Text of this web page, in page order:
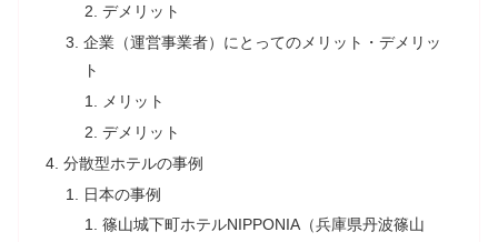
デメリット
企業（運営事業者）にとってのメリット・デメリッ
ト
メリット
デメリット
分散型ホテルの事例
日本の事例
篠山城下町ホテルNIPPONIA（兵庫県丹波篠山